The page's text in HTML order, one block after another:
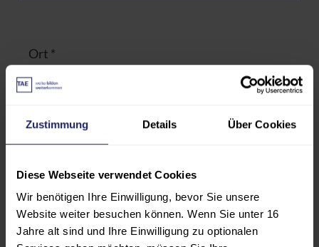
Zustimmung Details Über Cookies
Diese Webseite verwendet Cookies
Wir benötigen Ihre Einwilligung, bevor Sie unsere
Website weiter besuchen können. Wenn Sie unter 16
Jahre alt sind und Ihre Einwilligung zu optionalen
Ort *
Deutschland
Land
Kontaktdaten
Telefon*